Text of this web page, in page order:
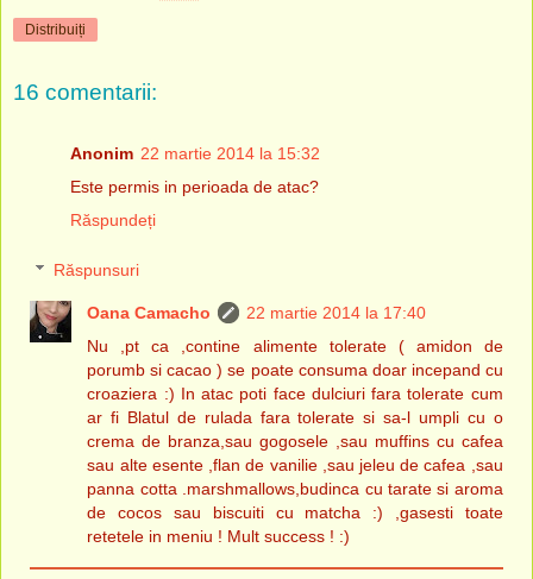
Distribuiți
16 comentarii:
Anonim 22 martie 2014 la 15:32
Este permis in perioada de atac?
Răspundeți
Răspunsuri
Oana Camacho
22 martie 2014 la 17:40
Nu ,pt ca ,contine alimente tolerate ( amidon de
porumb si cacao ) se poate consuma doar incepand cu
croaziera :) In atac poti face dulciuri fara tolerate cum
ar fi Blatul de rulada fara tolerate si sa-l umpli cu o
crema de branza,sau gogosele ,sau muffins cu cafea
sau alte esente ,flan de vanilie ,sau jeleu de cafea ,sau
panna cotta .marshmallows,budinca cu tarate si aroma
de cocos sau biscuiti cu matcha :) ,gasesti toate
retetele in meniu ! Mult success ! :)